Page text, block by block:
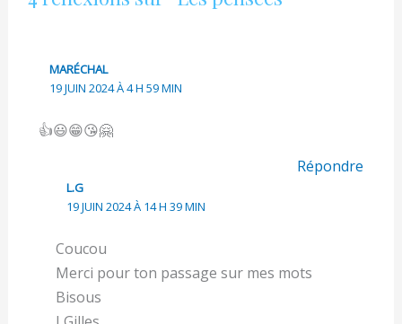
MARÉCHAL
19 JUIN 2024 À 4 H 59 MIN
👍😃😁😘🤗
Répondre
L.G
19 JUIN 2024 À 14 H 39 MIN
Coucou
Merci pour ton passage sur mes mots
Bisous